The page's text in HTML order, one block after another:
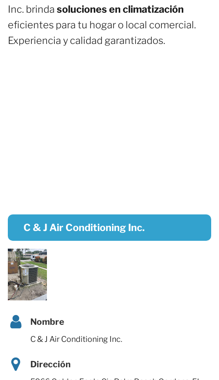
Inc. brinda soluciones en climatización
eficientes para tu hogar o local comercial.
Experiencia y calidad garantizados.
C & J Air Conditioning Inc.
Nombre
C & J Air Conditioning Inc.
Dirección